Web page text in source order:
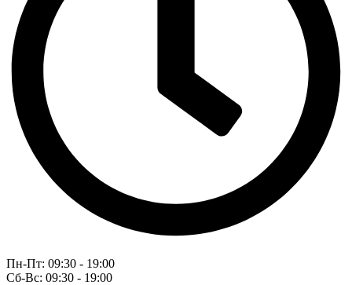
Пн-Пт: 09:30 - 19:00
Сб-Вс: 09:30 - 19:00